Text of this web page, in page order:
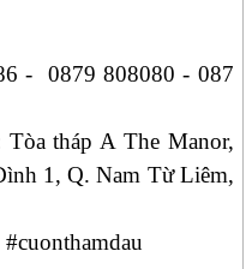
- 0879 808080 - 087
tháp A The Manor,
1, Q. Nam Từ Liêm,